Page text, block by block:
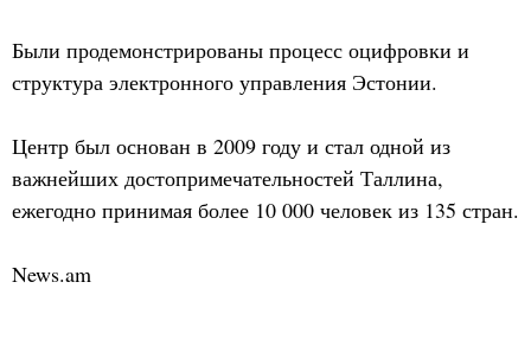
Были продемонстрированы процесс оцифровки и
структура электронного управления Эстонии.
Центр был основан в 2009 году и стал одной из
важнейших достопримечательностей Таллина,
ежегодно принимая более 10 000 человек из 135 стран.
News.am